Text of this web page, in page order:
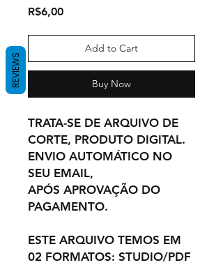
R$6,00Price
Add to Cart
Buy Now
TRATA-SE DE ARQUIVO DE
CORTE, PRODUTO DIGITAL.
ENVIO AUTOMÁTICO NO
SEU EMAIL,
APÓS APROVAÇÃO DO
PAGAMENTO.
ESTE ARQUIVO TEMOS EM
02 FORMATOS: STUDIO/PDF
REVIEWS